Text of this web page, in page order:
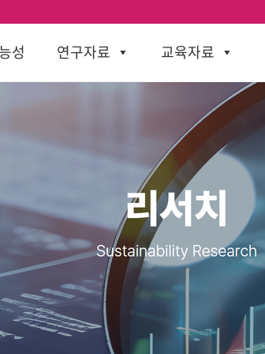
성 연구자료 교육자료